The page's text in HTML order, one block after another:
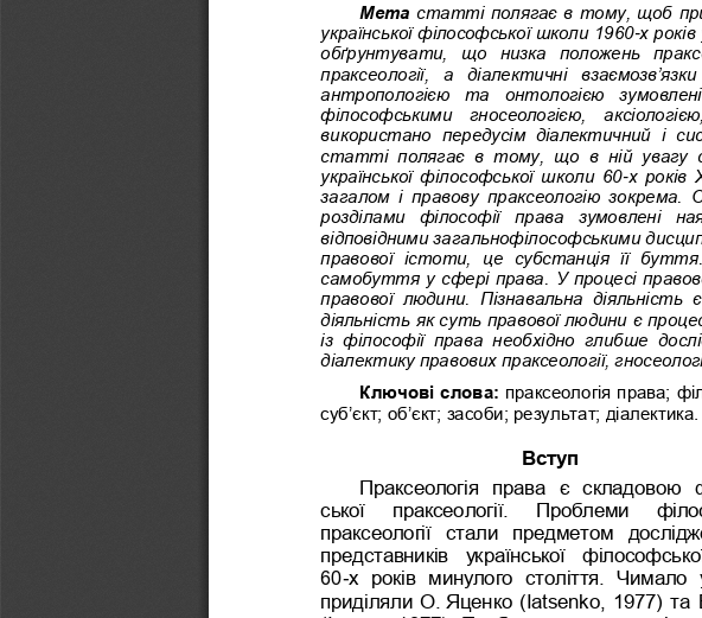
Мета статті полягає в тому, щоб
української філософської школи 1960-х
обґрунтувати,  що  низка  положень
праксеології,  а  діалектичні
антропологією  та  онтологією  зумовлені
філософськими  гносеологією,
використано  передусім  діалектичний  і
статті  полягає  в  тому,  що  в  ній  увагу
української філософської школи 60-х років
загалом  і  правову  праксеологію  зокрема.
розділами  філософії  права  зумовлені
відповідними загальнофілософськими
правової  істоти,  це  субстанція  її
самобуття у сфері права.
У процесі
правової  людини.  Пізнавальна  діяльність
діяльність як суть правової людини є
із  філософії  права  необхідно  глибше
діалектику правових праксеології,
Ключові слова: праксеологія права;
суб’єкт; об’єкт; засоби; результат; діалектика.
Вступ
Праксеологія  права  є  складовою
ської   праксеології.   Проблеми
праксеології  стали  предметом
представників
української
60-х  років  минулого  століття.  Чимало
приділяли О. Яценко (Iatsenko, 1977) та